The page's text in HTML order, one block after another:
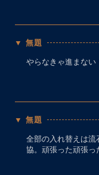
▼ 無題
やらなきゃ進まな
▼ 無題
全部の入れ替えは流
協。頑張った頑張っ